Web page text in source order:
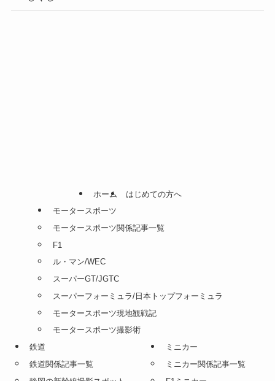
ホーム
はじめての方へ
モータースポーツ
モータースポーツ関係記事一覧
F1
ル・マン/WEC
スーパーGT/JGTC
スーパーフォーミュラ/日本トップフォーミュラ
モータースポーツ現地観戦記
モータースポーツ撮影術
鉄道
鉄道関係記事一覧
ミニカー
ミニカー関係記事一覧